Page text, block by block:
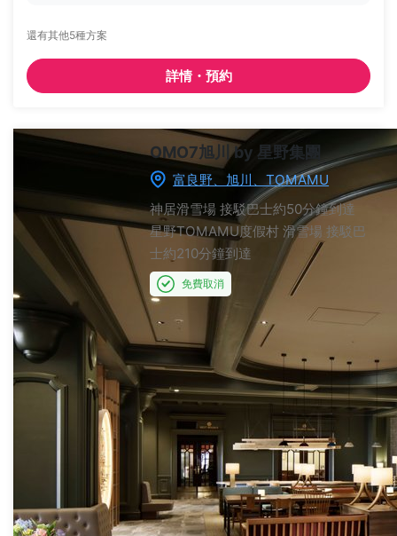
還有其他5種方案
詳情・預約
OMO7旭川 by 星野集團
富良野、旭川、TOMAMU
神居滑雪場 接駁巴士約50分鐘到達
星野TOMAMU度假村 滑雪場 接駁巴
士約210分鐘到達
免費取消